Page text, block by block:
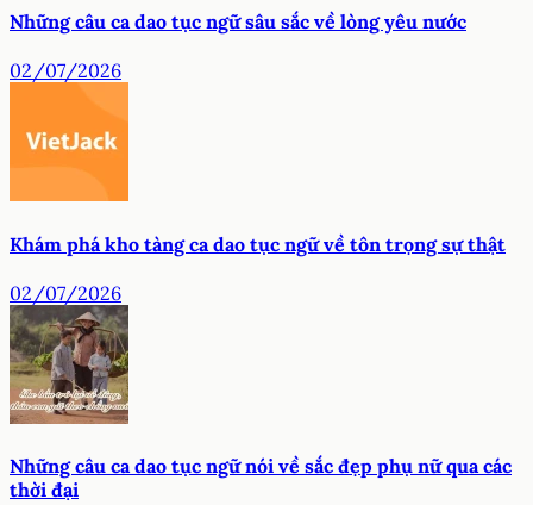
Những câu ca dao tục ngữ sâu sắc về lòng yêu nước
02/07/2026
Khám phá kho tàng ca dao tục ngữ về tôn trọng sự thật
02/07/2026
Những câu ca dao tục ngữ nói về sắc đẹp phụ nữ qua các
thời đại